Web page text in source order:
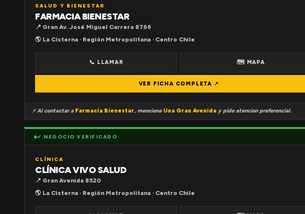
SALUD Y BIENESTAR
FARMACIA BIENESTAR
📍 Gran Av. José Miguel Carrera 8766
🌎 La Cisterna · Región Metropolitana · Centro Chile
📞 LLAMAR 🗺 MAPA
VER FICHA COMPLETA ↗
⚡ Al contactar a Farmacia Bienestar, menciona Una Gran Avenida y pide atencion preferencial.
✔ NEGOCIO VERIFICADO
CLÍNICA
CLÍNICA VIVO SALUD
📍 Gran Avenida 8520
🌎 La Cisterna · Región Metropolitana · Centro Chile